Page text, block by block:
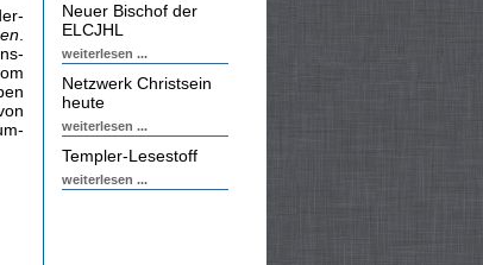
Neuer Bischof der
ELCJHL
weiterlesen ...
Netzwerk Christsein
heute
weiterlesen ...
Templer-Lesestoff
weiterlesen ...